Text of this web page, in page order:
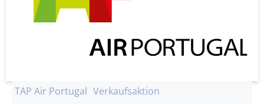
TAP Air Portugal Verkaufsaktion